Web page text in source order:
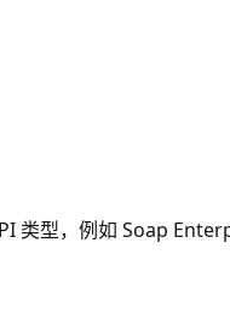
类型，例如 Soap